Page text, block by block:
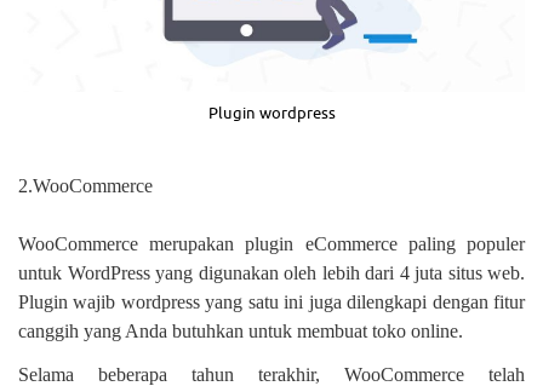
Plugin wordpress
2.WooCommerce
WooCommerce merupakan plugin eCommerce paling populer
untuk WordPress yang digunakan oleh lebih dari 4 juta situs web.
Plugin wajib wordpress yang satu ini juga dilengkapi dengan fitur
canggih yang Anda butuhkan untuk membuat toko online.
Selama beberapa tahun terakhir, WooCommerce telah